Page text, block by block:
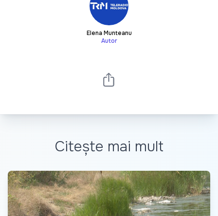
Elena Munteanu
Autor
Citește mai mult